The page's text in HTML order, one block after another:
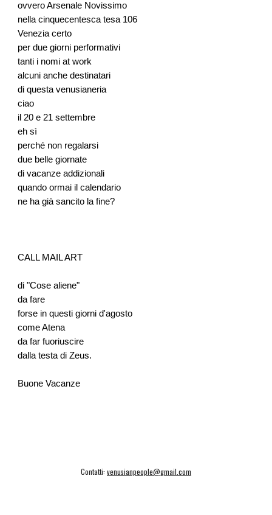
ovvero Arsenale Novissimo
nella cinquecentesca tesa 106
Venezia certo
per due giorni performativi
tanti i nomi at work
alcuni anche destinatari
di questa venusianeria
ciao
il 20 e 21 settembre
eh sì
perché non regalarsi
due belle giornate
di vacanze addizionali
quando ormai il calendario
ne ha già sancito la fine?
CALL MAIL ART
di "Cose aliene"
da fare
forse in questi giorni d'agosto
come Atena
da far fuoriuscire
dalla testa di Zeus.
Buone Vacanze
Contatti: venusianpeople@gmail.com